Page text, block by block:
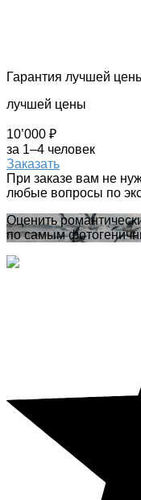
Гарантия лучшей
лучшей цены
10’000 ₽
за 1–4 человек
Заказать
При заказе вам не
любые вопросы по
Оценить
по самым